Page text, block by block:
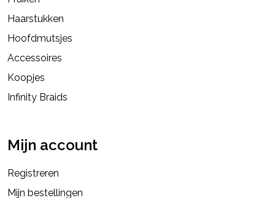
Haarstukken
Hoofdmutsjes
Accessoires
Koopjes
Infinity Braids
Mijn account
Registreren
Mijn bestellingen